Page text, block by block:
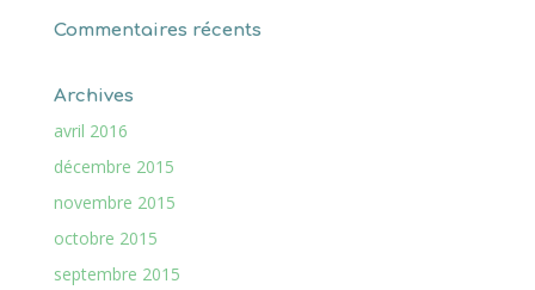
Commentaires récents
Archives
avril 2016
décembre 2015
novembre 2015
octobre 2015
septembre 2015